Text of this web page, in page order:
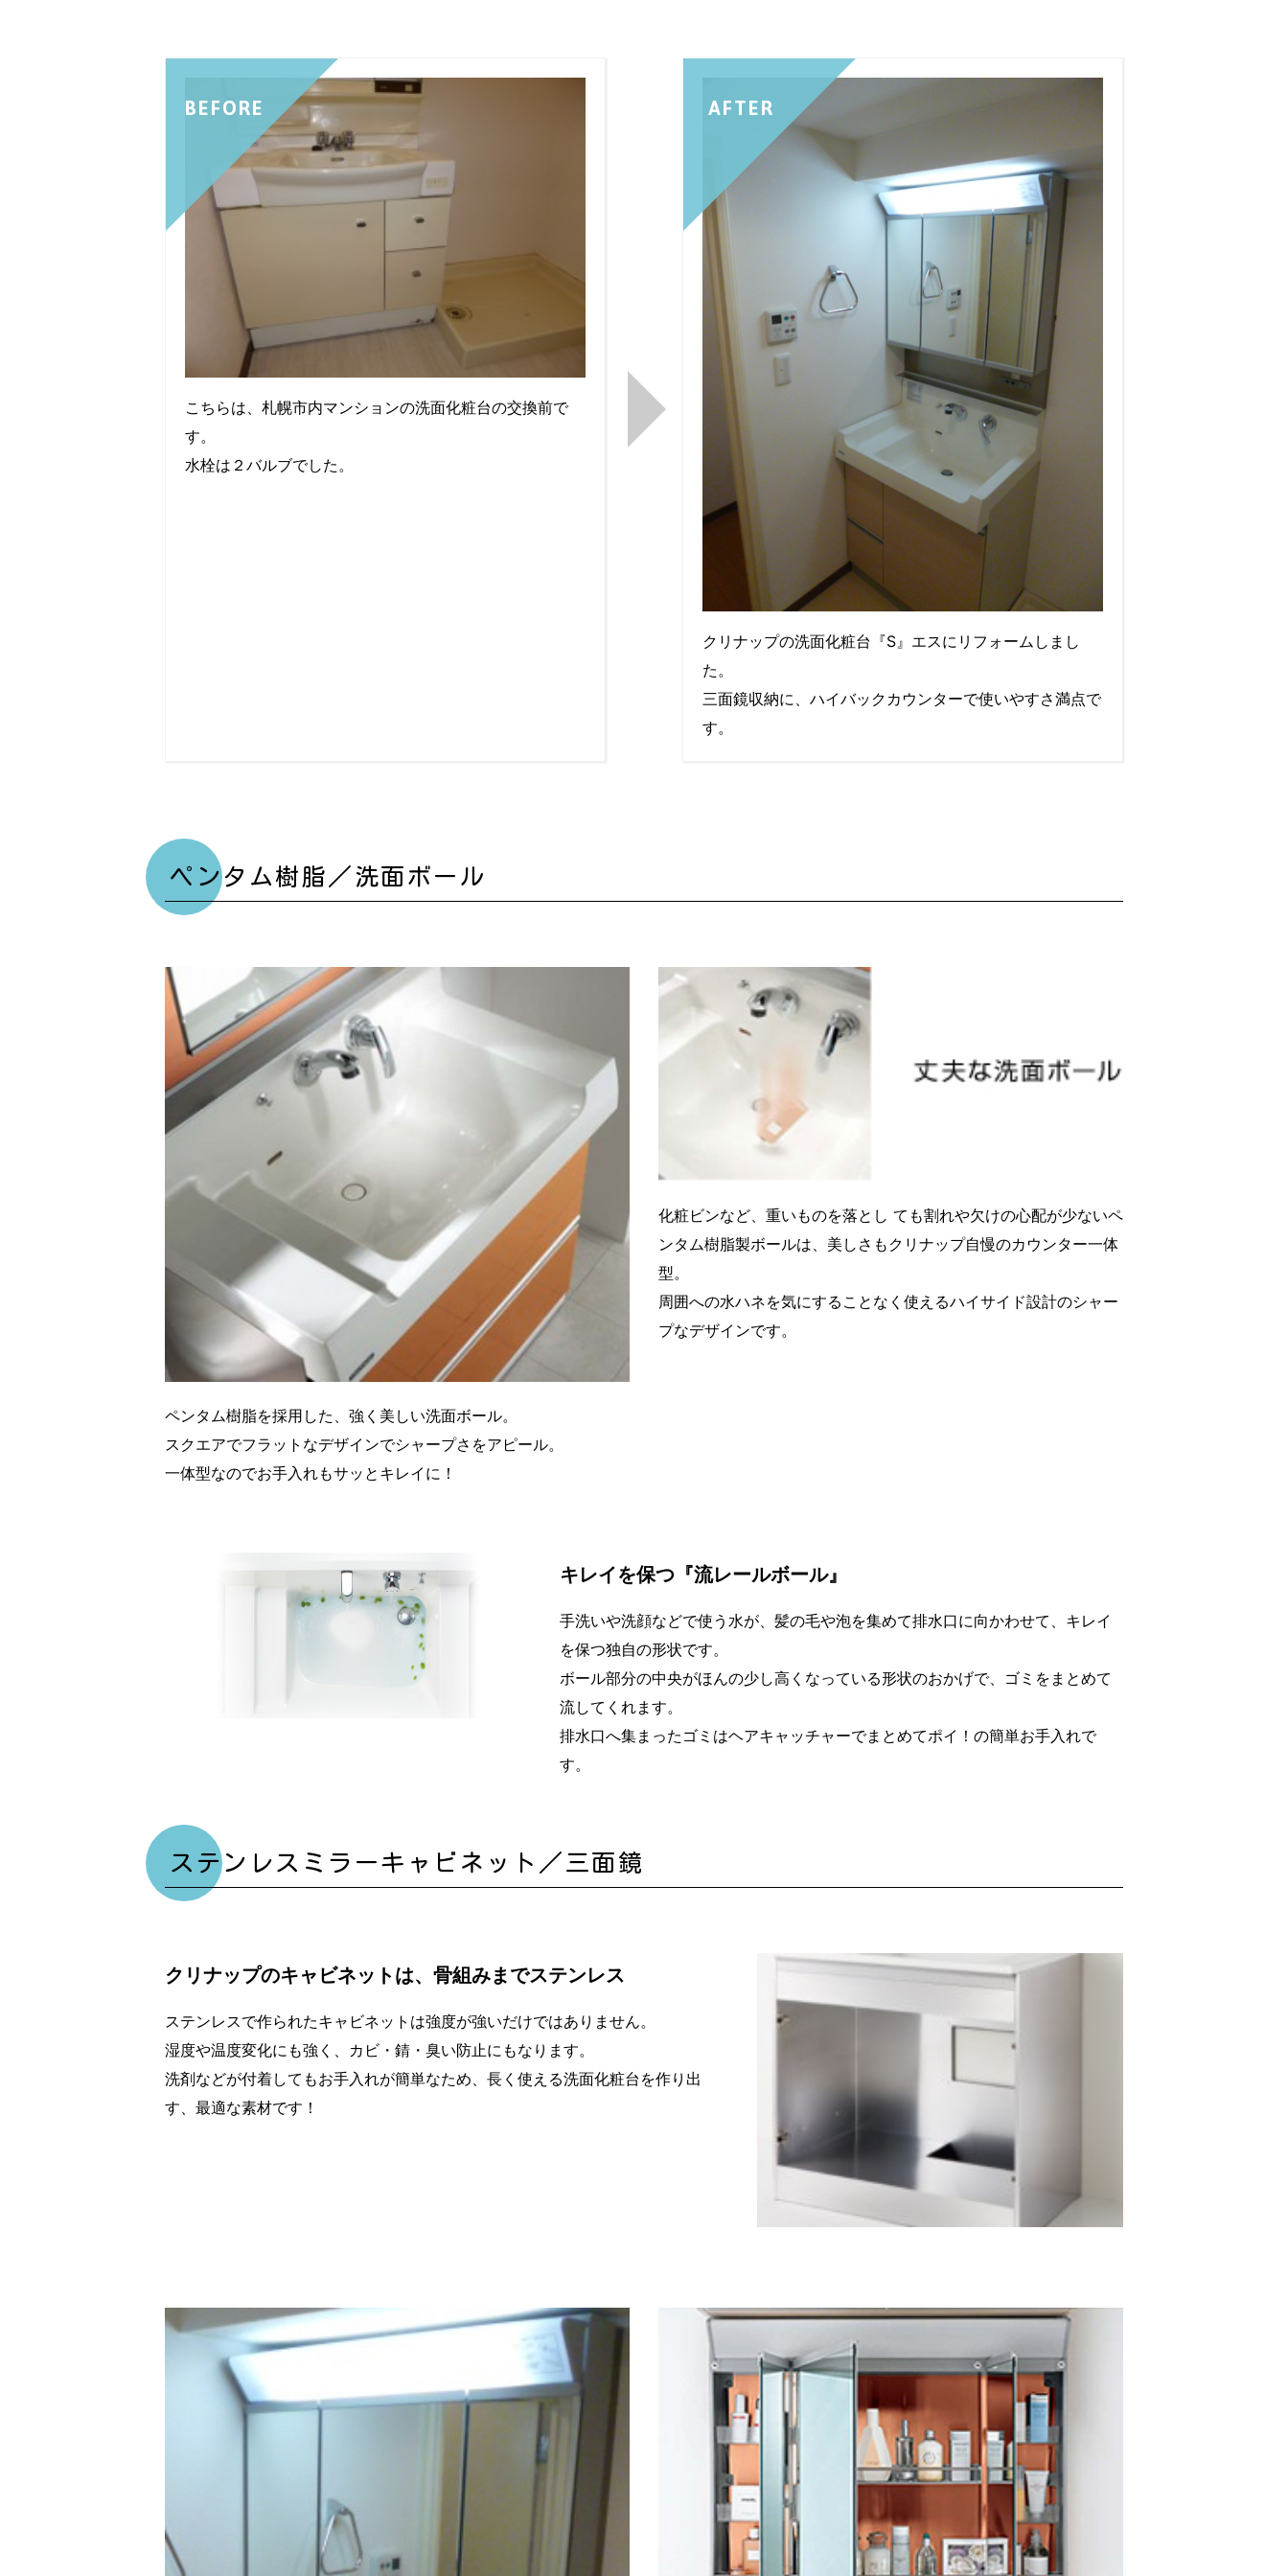
BEFORE
こちらは、札幌市内マンションの洗面化粧台の交換前で
す。
水栓は２バルブでした。
AFTER
クリナップの洗面化粧台『S』エスにリフォームしまし
た。
三面鏡収納に、ハイバックカウンターで使いやすさ満点で
す。
ペンタム樹脂／洗面ボール
ペンタム樹脂を採用した、強く美しい洗面ボール。
スクエアでフラットなデザインでシャープさをアピール。
一体型なのでお手入れもサッとキレイに！
化粧ビンなど、重いものを落とし ても割れや欠けの心配が少ないペ
ンタム樹脂製ボールは、美しさもクリナップ自慢のカウンター一体
型。
周囲への水ハネを気にすることなく使えるハイサイド設計のシャー
プなデザインです。
キレイを保つ『流レールボール』
手洗いや洗顔などで使う水が、髪の毛や泡を集めて排水口に向かわせて、キレイ
を保つ独自の形状です。
ボール部分の中央がほんの少し高くなっている形状のおかげで、ゴミをまとめて
流してくれます。
排水口へ集まったゴミはヘアキャッチャーでまとめてポイ！の簡単お手入れで
す。
ステンレスミラーキャビネット／三面鏡
クリナップのキャビネットは、骨組みまでステンレス
ステンレスで作られたキャビネットは強度が強いだけではありません。
湿度や温度変化にも強く、カビ・錆・臭い防止にもなります。
洗剤などが付着してもお手入れが簡単なため、長く使える洗面化粧台を作り出
す、最適な素材です！